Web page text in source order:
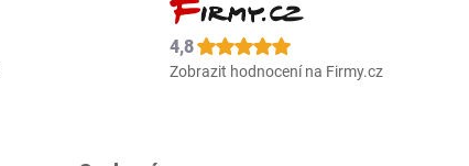
4,8
Zobrazit hodnocení na Firmy.cz